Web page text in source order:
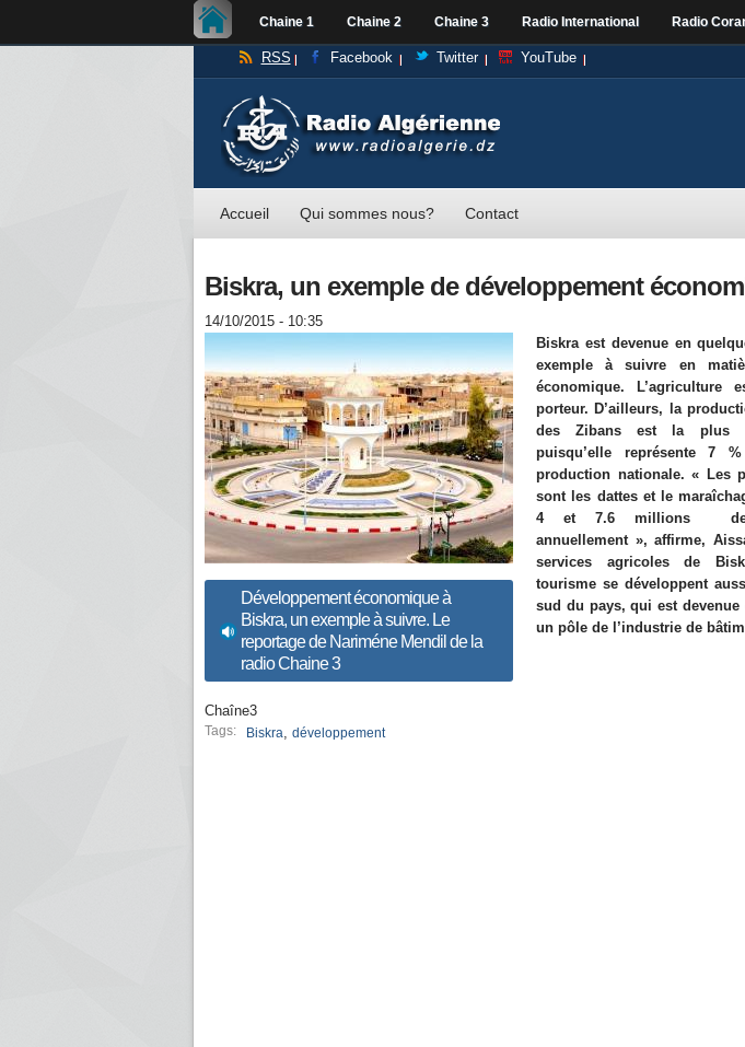
Chaine 1 Chaine 2 Chaine 3 Radio International Radio
RSS Facebook Twitter YouTube
Accueil Qui sommes nous? Contact
Biskra, un exemple de développement
14/10/2015 - 10:35
Développement économique à
Biskra, un exemple à suivre. Le
reportage de Nariméne Mendil de la
radio Chaine 3
Biskra est devenue en
exemple à suivre en
économique. L’agriculture
porteur. D’ailleurs, la
des Zibans est la plus
puisqu’elle représente 7
production nationale. « Les
sont les dattes et le
4 et 7.6 millions de
annuellement », affirme,
services agricoles de
tourisme se développent
sud du pays, qui est
un pôle de l’industrie de
Chaîne3
Tags: Biskra, développement